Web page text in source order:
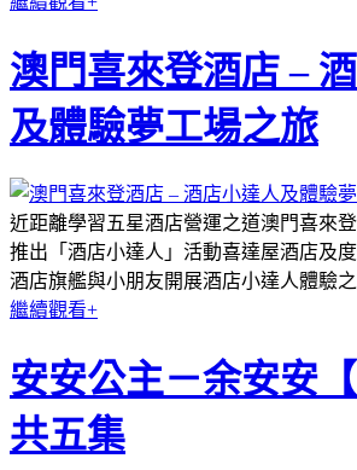
澳門喜來登酒店 –
及體驗夢工場之旅
近距離學習五星酒店營運之道澳門喜來
推出「酒店小達人」活動喜達屋酒店及
酒店旗艦與小朋友開展酒店小達人體驗
繼續觀看+
安安公主－余安安【
共五集